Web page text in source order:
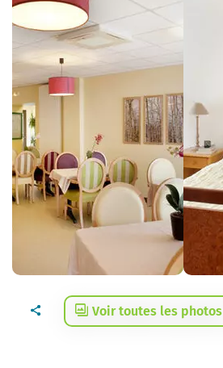
Voir toutes les photos